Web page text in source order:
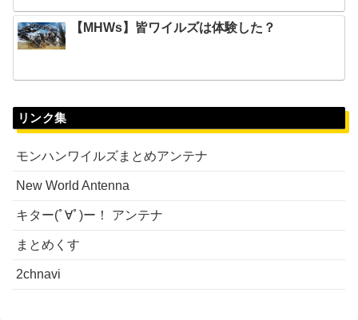
【MHWs】皆ワイルズは体験した？
リンク集
モンハンワイルズまとめアンテナ
New World Antenna
キター(ﾟ∀ﾟ)ー！ アンテナ
まとめくす
2chnavi